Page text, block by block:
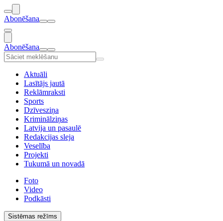
Abonēšana
Abonēšana
Aktuāli
Lasītājs jautā
Reklāmraksti
Sports
Dzīvesziņa
Kriminālziņas
Latvija un pasaulē
Redakcijas sleja
Veselība
Projekti
Tukumā un novadā
Foto
Video
Podkāsti
Sistēmas režīms